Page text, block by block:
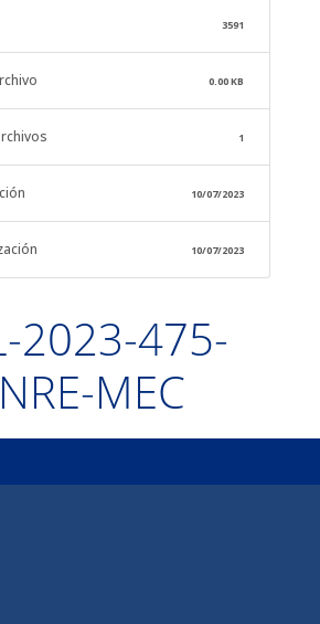
3591
0.00 KB
1
10/07/2023
10/07/2023
2023-475-
MEC